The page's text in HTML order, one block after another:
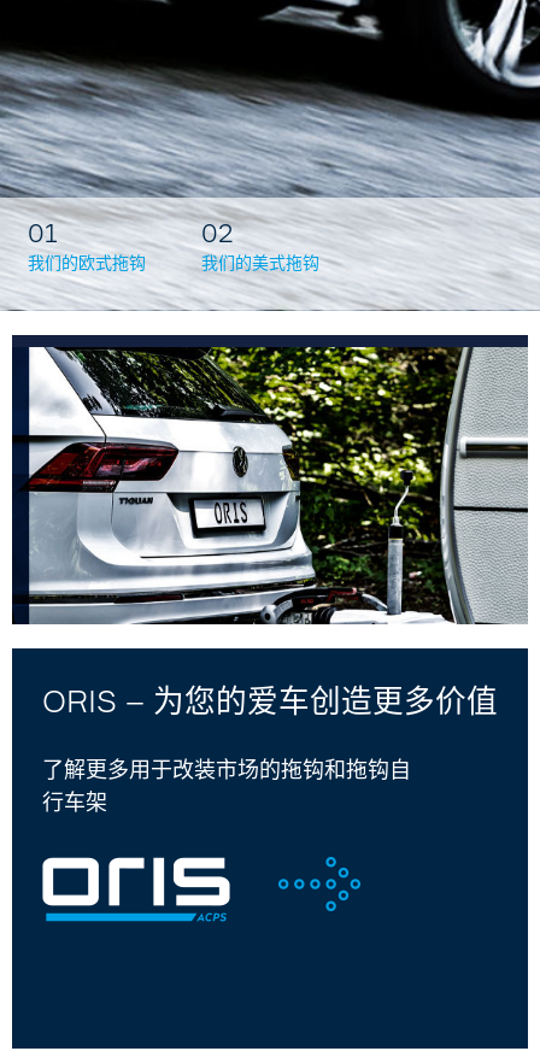
我们的欧式拖钩
01
我们的美式拖钩
02
ORIS – 为您的爱车创造更多价值
了解更多用于改装市场的拖钩和拖钩自
行车架